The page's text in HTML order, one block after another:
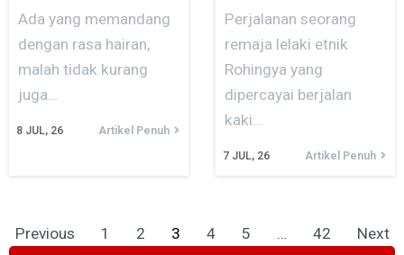
8 JUL, 26
Ada yang memandang
dengan rasa hairan,
malah tidak kurang
juga…
Artikel Penuh
7 JUL, 26
Perjalanan seorang
remaja lelaki etnik
Rohingya yang
dipercayai berjalan
kaki…
Artikel Penuh
Previous 1 2 3 4 5 … 42 Next